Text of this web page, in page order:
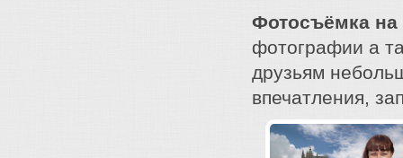
Фотосъёмка на
фотографии а
друзьям
впечатления,